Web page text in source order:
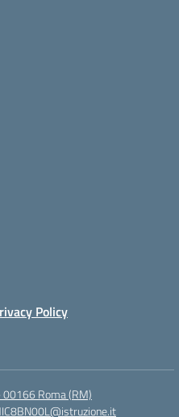
Policy
00166 Roma (RM)